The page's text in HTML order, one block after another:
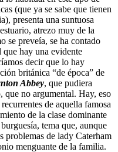
(que ya se sabe que tienen
presenta una suntuosa
atrezo muy de la
se preveía, se ha contado
hay una evidente
decir que lo hay
británica “de época” de
Abbey, que pudiera
que no argumental. Hay, eso
de aquella famosa
de la clase dominante
tema que, aunque
problemas de lady Caterham
menguante de la familia.